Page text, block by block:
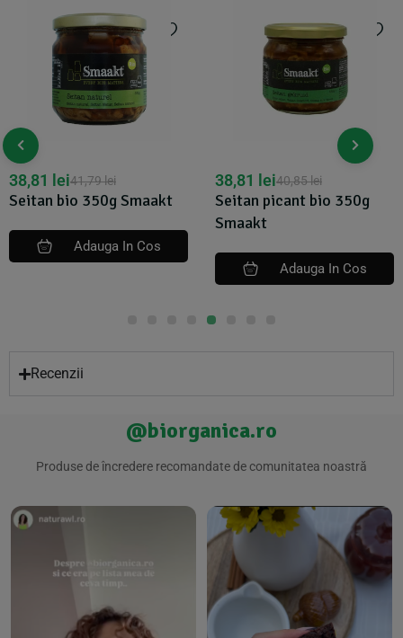
Seitan bio 350g Smaakt
41,79lei
38,81 lei
Adauga In Cos
Seitan picant bio 350g
Smaakt
40,85lei
38,81 lei
Adauga In Cos
Recenzii
@biorganica.ro
Produse de încredere recomandate de comunitatea noastră